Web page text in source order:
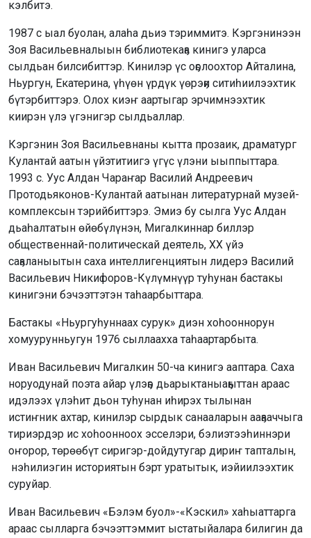
кэлбитэ.
1987 с ыал буолан, алаһа дьиэ тэриммитэ. Кэргэнинээн
Зоя Васильевналыын библиотекаҕа кинигэ уларса
сылдьан билсибиттэр. Кинилэр үс оҕолоохтор Айталина,
Ньургун, Екатерина, үһүөн үрдүк үөрэҕи ситиһиилээхтик
бүтэрбиттэрэ. Олох киэҥ аартыгар эрчимнээхтик
киирэн үлэ үгэнигэр сылдьаллар.
Кэргэнин Зоя Васильевнаны кытта прозаик, драматург
Кулантай аатын үйэтитиигэ үгүс үлэни ыыппыттара.
1993 с. Уус Алдан Чараҥар Василий Андреевич
Протодьяконов-Кулантай аатынан литературнай музей-
комплексын тэрийбиттэрэ. Эмиэ бу сылга Уус Алдан
дьаһалтатын өйөбүлүнэн, Мигалкиннар биллэр
общественнай-политическай деятель, ХХ үйэ
саҕаланыытын саха интеллигенциятын лидерэ Василий
Васильевич Никифоров-Күлүмнүүр туһунан бастакы
кинигэни бэчээттэтэн таһаарбыттара.
Бастакы «Ньургуһуннаах сурук» диэн хоһооннорун
хомуурунньугун 1976 сыллаахха таһаартарбыта.
Иван Васильевич Мигалкин 50-ча кинигэ ааптара. Саха
норуодунай поэта айар үлэҕэ дьарыктаныаҕыттан араас
идэлээх үлэһит дьон туһунан иһирэх тылынан
истиҥник ахтар, кинилэр сырдык санааларын ааҕааччыга
тириэрдэр ис хоһоонноох эсселэри, бэлиэтээһиннэри
оҥорор, төрөөбүт сиригэр-дойдутугар дириҥ тапталын,
нэһилиэгин историятын бэрт уратытык, иэйиилээхтик
суруйар.
Иван Васильевич «Бэлэм буол»-«Кэскил» хаһыаттарга
араас сылларга бэчээттэммит ыстатыйалара билигин да